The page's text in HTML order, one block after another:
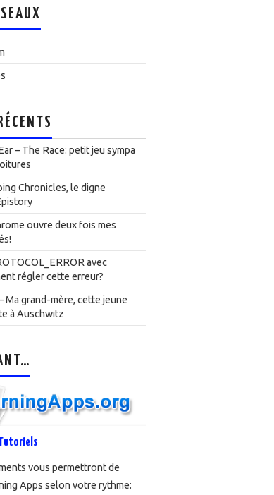
– The Race: petit jeu sympa
Chronicles, le digne
ouvre deux fois mes
avec
régler cette erreur?
Ma grand-mère, cette jeune
à Auschwitz
vous permettront de
Apps selon votre rythme: